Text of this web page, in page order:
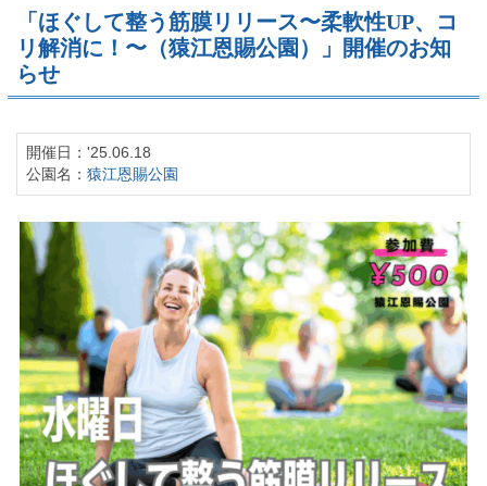
「ほぐして整う筋膜リリース〜柔軟性UP、コ
リ解消に！〜（猿江恩賜公園）」開催のお知
らせ
開催日：'25.06.18
公園名： 猿江恩賜公園